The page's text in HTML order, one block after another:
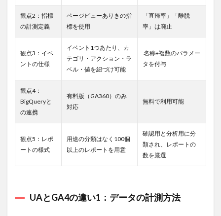
プロ
パテ
ィの
6
ユ
サルア
ナリテ
ィクス
（UA）
の設定
方法 ※
GAを設
定する
1.Google
アナリテ
観点2：指標
の計測定義
ページビューありきの指
標を使用
「直帰率」「離脱
率」は廃止
観点3：イベ
ントの仕様
イベント1つあたり、カ
テゴリ・アクション・ラ
ベル・値を紐づけ可能
名称+複数のパラメー
タを付与
観点4：
BigQueryと
の連携
有料版（GA360）のみ
対応
無料で利用可能
観点5：レポ
ートの様式
用途の分類はなく100個
以上のレポートを用意
確認用と分析用に分
類され、レポートの
数を厳選
UAとGA4の違い1：データの計測方法